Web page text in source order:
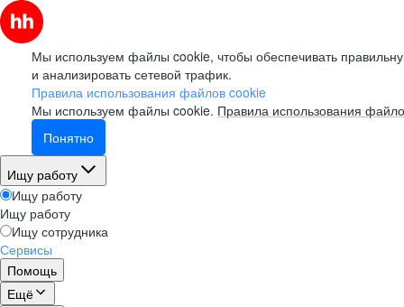
Мы используем файлы cookie, чтобы обеспечивать
и анализировать сетевой трафик.
Правила использования файлов cookie
Мы используем файлы cookie. Правила использования
Понятно
Ищу работу
Ищу работу
Ищу работу
Ищу сотрудника
Сервисы
Помощь
Ещё